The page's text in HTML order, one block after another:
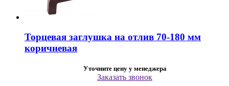
Торцевая заглушка на отлив 70-180 мм
коричневая
Уточните цену у менеджера
Заказать звонок